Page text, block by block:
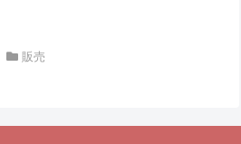
販売